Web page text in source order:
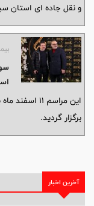
و نقل جاده ای استان
این مراسم
برگزار گردید.
آخرین اخبار